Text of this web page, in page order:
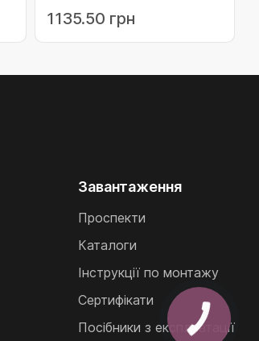
1590 для 3 i.S. цапфи 1341-
1590 (205643)
1135.50 грн
Завантаження
Проспекти
Каталоги
Інструкції по монтажу
Сертифікати
Посібники з експлуатації